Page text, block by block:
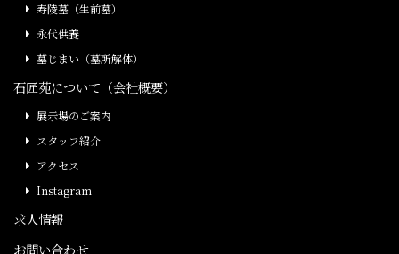
寿陵墓（生前墓）
永代供養
墓じまい（墓所解体）
石匠苑について（会社概要）
展示場のご案内
スタッフ紹介
アクセス
Instagram
求人情報
お問い合わせ